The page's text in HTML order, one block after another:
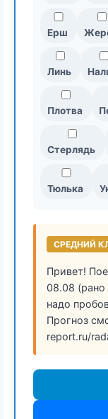
Ерш
Линь
Плотва
Стерлядь
Тюлька
СРЕДНИЙ
Привет!
08.08 (рано
надо
Прогноз
report.ru/